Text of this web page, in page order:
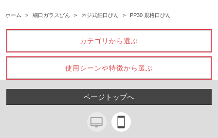
ホーム > 細口ガラスびん > ネジ式細口びん > PP30 規格口びん
カテゴリから選ぶ
使用シーンや特徴から選ぶ
ページトップへ